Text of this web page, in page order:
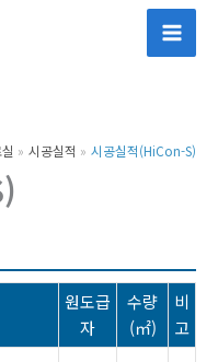
시공실적 시공실적(HiCon-S)
원도급
자
수량
(㎡)
비
고